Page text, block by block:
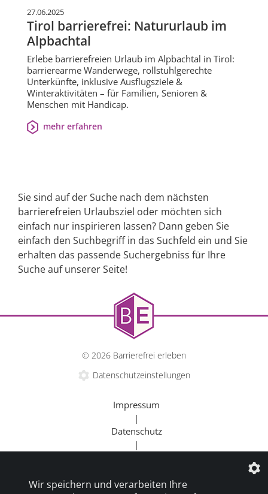
27.06.2025
Tirol barrierefrei: Natururlaub im
Alpbachtal
Erlebe barrierefreien Urlaub im Alpbachtal in Tirol:
barrierearme Wanderwege, rollstuhlgerechte
Unterkünfte, inklusive Ausflugsziele &
Winteraktivitäten – für Familien, Senioren &
Menschen mit Handicap.
mehr erfahren
Sie sind auf der Suche nach dem nächsten
barrierefreien Urlaubsziel oder möchten sich
einfach nur inspirieren lassen? Dann geben Sie
einfach den Suchbegriff in das Suchfeld ein und Sie
erhalten das passende Suchergebniss für Ihre
Suche auf unserer Seite!
© 2026 Barrierefrei erleben
Datenschutzeinstellungen
Impressum
|
Datenschutz
|
Beratung
Wir speichern und verarbeiten Ihre